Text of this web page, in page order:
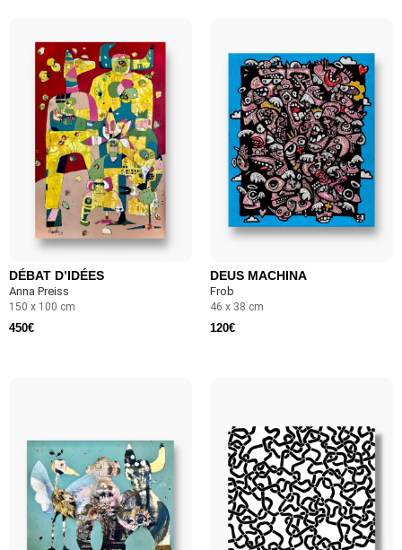
DÉBAT D’IDÉES
Anna Preiss
150 x 100 cm
450€
DEUS MACHINA
Frob
46 x 38 cm
120€